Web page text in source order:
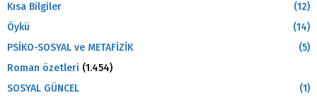
Kısa Bilgiler
(12)
Öykü
(14)
PSİKO-SOSYAL ve METAFİZİK
(5)
Roman özetleri (1.454)
SOSYAL GÜNCEL
(1)